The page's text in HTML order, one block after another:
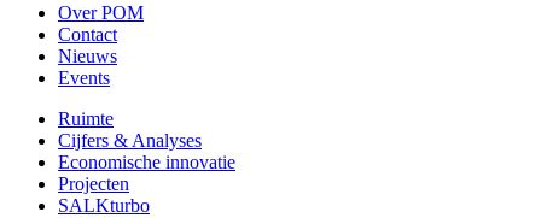
Over POM
Contact
Nieuws
Events
Ruimte
Cijfers & Analyses
Economische innovatie
Projecten
SALKturbo